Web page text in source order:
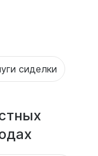
сиделки